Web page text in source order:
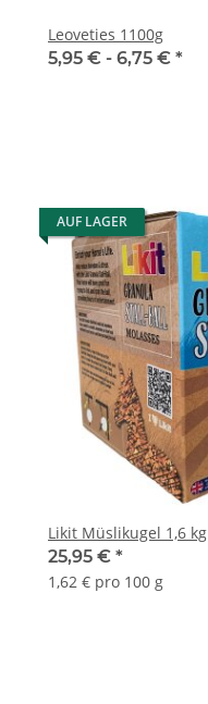
Leoveties 1100g
5,95 € - 6,75 € *
AUF LAGER
Likit Müslikugel 1,6 kg
25,95 € *
1,62 € pro 100 g